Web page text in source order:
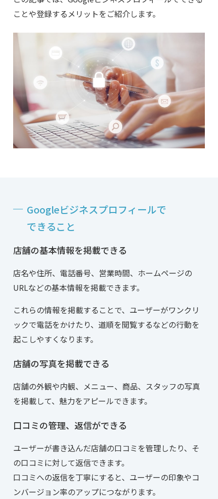
ことや登録するメリットをご紹介します。
Googleビジネスプロフィールで
できること
店舗の基本情報を掲載できる
店名や住所、電話番号、営業時間、ホームページの
URLなどの基本情報を掲載できます。
これらの情報を掲載することで、ユーザーがワンクリ
ックで電話をかけたり、道順を閲覧するなどの行動を
起こしやすくなります。
店舗の写真を掲載できる
店舗の外観や内観、メニュー、商品、スタッフの写真
を掲載して、魅力をアピールできます。
口コミの管理、返信ができる
ユーザーが書き込んだ店舗の口コミを管理したり、そ
の口コミに対して返信できます。
口コミへの返信を丁寧にすると、ユーザーの印象やコ
ンバージョン率のアップにつながります。